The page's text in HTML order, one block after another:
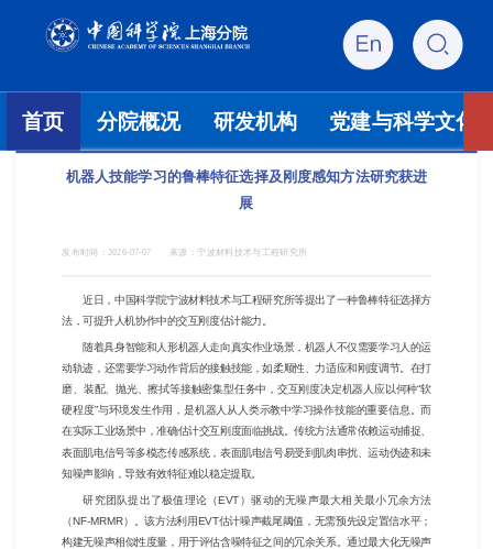
首页 分院概况 研发机构 党建与科学文化
机器人技能学习的鲁棒特征选择及刚度感知方法研究获进
展
发布时间： 2026-07-07 来源：宁波材料技术与工程研究所
近日，中国科学院宁波材料技术与工程研究所等提出了一种鲁棒特征选择方
法，可提升人机协作中的交互刚度估计能力。
随着具身智能和人形机器人走向真实作业场景，机器人不仅需要学习人的运
动轨迹，还需要学习动作背后的接触技能，如柔顺性、力适应和刚度调节。在打
磨、装配、抛光、擦拭等接触密集型任务中，交互刚度决定机器人应以何种“软
硬程度”与环境发生作用，是机器人从人类示教中学习操作技能的重要信息。而
在实际工业场景中，准确估计交互刚度面临挑战。传统方法通常依赖运动捕捉、
表面肌电信号等多模态传感系统，表面肌电信号易受到肌肉串扰、运动伪迹和未
知噪声影响，导致有效特征难以稳定提取。
研究团队提出了极值理论（EVT）驱动的无噪声最大相关最小冗余方法
（NF-MRMR）。该方法利用EVT估计噪声截尾阈值，无需预先设定置信水平；
构建无噪声相似性度量，用于评估含噪特征之间的冗余关系。通过最大化无噪声